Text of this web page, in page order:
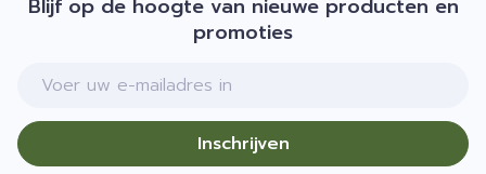
Blijf op de hoogte van nieuwe producten en
promoties
E-mail adres
Inschrijven